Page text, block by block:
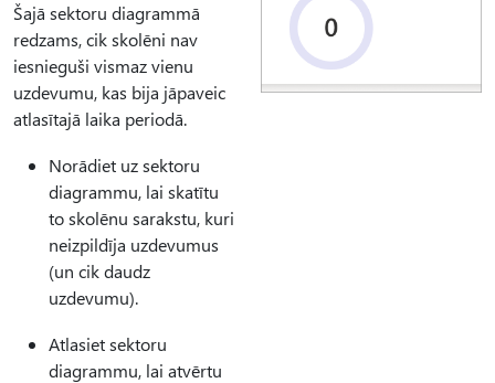
Šajā sektoru diagrammā
redzams, cik skolēni nav
iesnieguši vismaz vienu
uzdevumu, kas bija jāpaveic
atlasītajā laika periodā.
Norādiet uz sektoru
diagrammu, lai skatītu
to skolēnu sarakstu, kuri
neizpildīja uzdevumus
(un cik daudz
uzdevumu).
Atlasiet sektoru
diagrammu, lai atvērtu